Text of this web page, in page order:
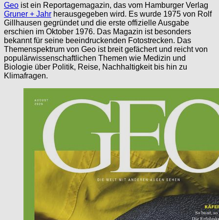
Geo ist ein Reportagemagazin, das vom Hamburger Verlag
Gruner + Jahr herausgegeben wird. Es wurde 1975 von Rolf
Gillhausen gegründet und die erste offizielle Ausgabe
erschien im Oktober 1976. Das Magazin ist besonders
bekannt für seine beeindruckenden Fotostrecken. Das
Themenspektrum von Geo ist breit gefächert und reicht von
populärwissenschaftlichen Themen wie Medizin und
Biologie über Politik, Reise, Nachhaltigkeit bis hin zu
Klimafragen.